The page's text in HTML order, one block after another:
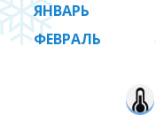
ЯНВАРЬ
ФЕВРАЛЬ